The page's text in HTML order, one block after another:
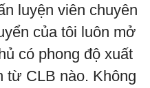
luyện viên chuyên
của tôi luôn mở
có phong độ xuất
từ CLB nào. Không